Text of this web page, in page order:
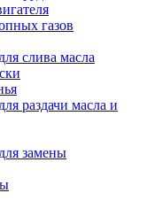
газов
слива масла
раздачи масла и
замены